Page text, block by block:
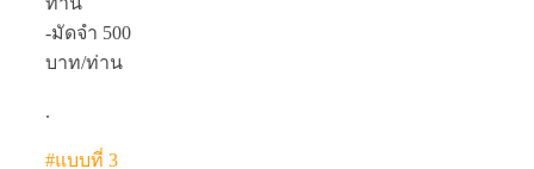
-มัดจำ 500
บาท/ท่าน
.
#แบบที่ 3